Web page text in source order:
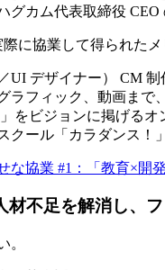
グカム代表取締役
に協業して得られたメ
UI デザイナー）
CM 制
ラフィック、動画ま
をビジョンに掲げる
クール「カラダンス！
な協業 #1：「教育×開
材不足を解消し、
。